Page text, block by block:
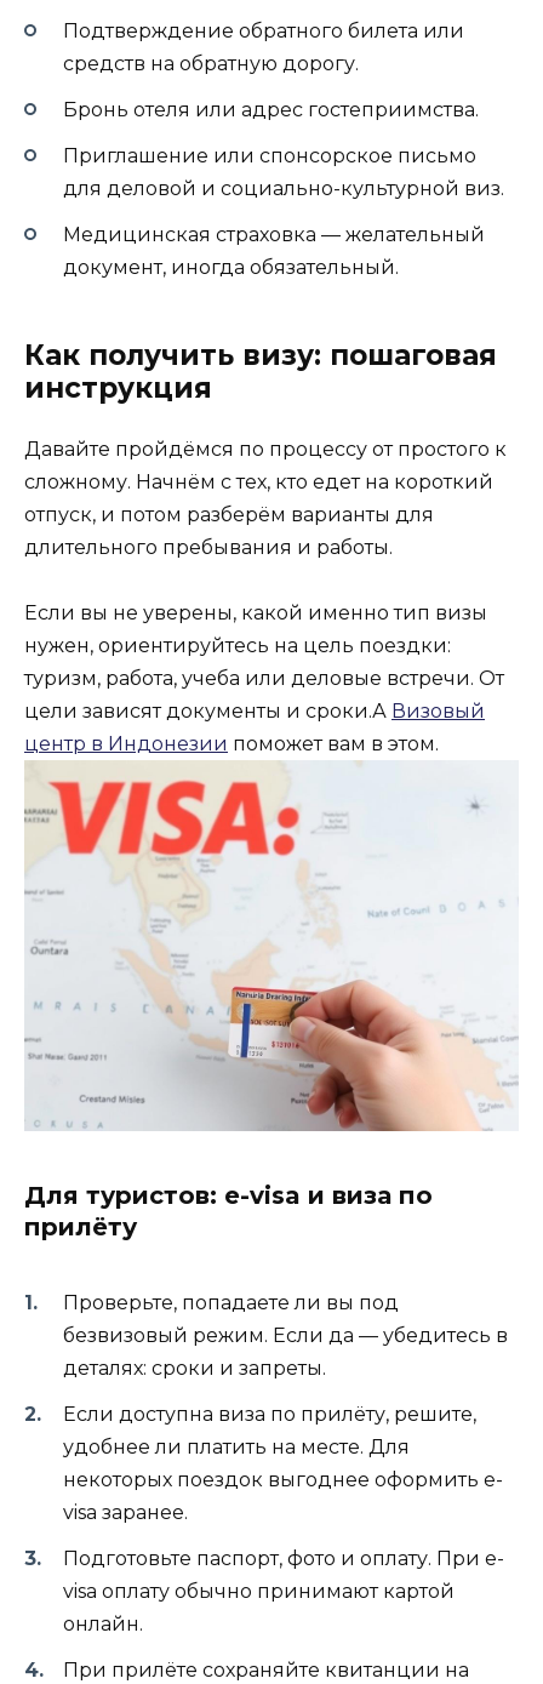
Подтверждение обратного билета или
средств на обратную дорогу.
Бронь отеля или адрес гостеприимства.
Приглашение или спонсорское письмо
для деловой и социально-культурной виз.
Медицинская страховка — желательный
документ, иногда обязательный.
Как получить визу: пошаговая
инструкция
Давайте пройдёмся по процессу от простого к
сложному. Начнём с тех, кто едет на короткий
отпуск, и потом разберём варианты для
длительного пребывания и работы.
Если вы не уверены, какой именно тип визы
нужен, ориентируйтесь на цель поездки:
туризм, работа, учеба или деловые встречи. От
цели зависят документы и сроки.А Визовый
центр в Индонезии поможет вам в этом.
Для туристов: e-visa и виза по
прилёту
Проверьте, попадаете ли вы под
безвизовый режим. Если да — убедитесь в
деталях: сроки и запреты.
Если доступна виза по прилёту, решите,
удобнее ли платить на месте. Для
некоторых поездок выгоднее оформить e-
visa заранее.
Подготовьте паспорт, фото и оплату. При e-
visa оплату обычно принимают картой
онлайн.
При прилёте сохраняйте квитанции на